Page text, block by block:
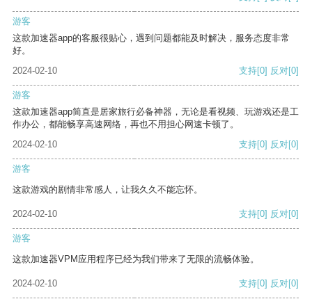
游客
这款加速器app的客服很贴心，遇到问题都能及时解决，服务态度非常
好。
2024-02-10
支持[0] 反对[0]
游客
这款加速器app简直是居家旅行必备神器，无论是看视频、玩游戏还是工
作办公，都能畅享高速网络，再也不用担心网速卡顿了。
2024-02-10
支持[0] 反对[0]
游客
这款游戏的剧情非常感人，让我久久不能忘怀。
2024-02-10 支持[0] 反对[0]
游客
这款加速器VPM应用程序已经为我们带来了无限的流畅体验。
2024-02-10 支持[0] 反对[0]